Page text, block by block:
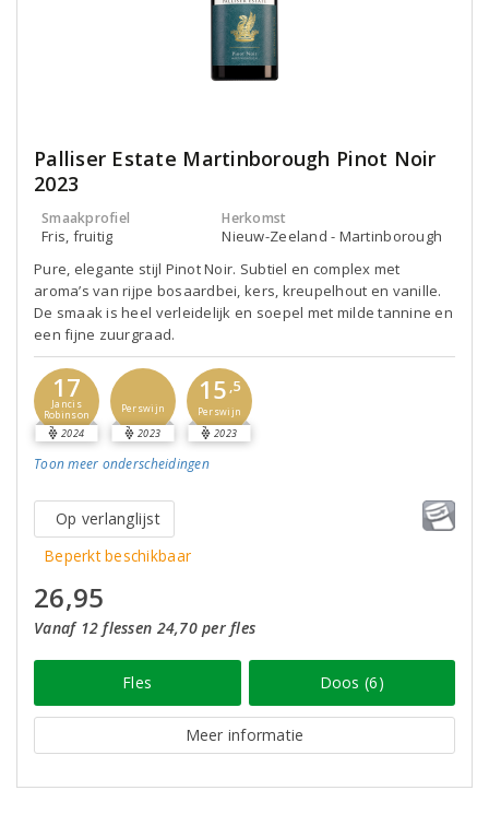
Palliser Estate Martinborough Pinot Noir
2023
Smaakprofiel
Fris, fruitig
Herkomst
Nieuw-Zeeland - Martinborough
Pure, elegante stijl Pinot Noir. Subtiel en complex met
aroma’s van rijpe bosaardbei, kers, kreupelhout en vanille.
De smaak is heel verleidelijk en soepel met milde tannine en
een fijne zuurgraad.
17
Jancis
Robinson
2024
Perswijn
2023
15 ,5
Perswijn
2023
Toon meer onderscheidingen
Op verlanglijst
Beperkt beschikbaar
26,95
Vanaf 12 flessen 24,70 per fles
Fles Doos (6)
Meer informatie